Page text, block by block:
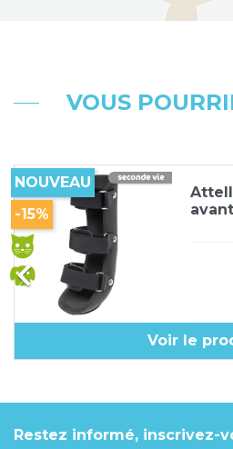
VOUS

Voir le
NOUVEAU
-15%
Restez informé, inscrivez-